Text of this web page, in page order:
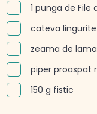
1 punga de File
cateva
zeama de
piper proaspat
150 g fistic